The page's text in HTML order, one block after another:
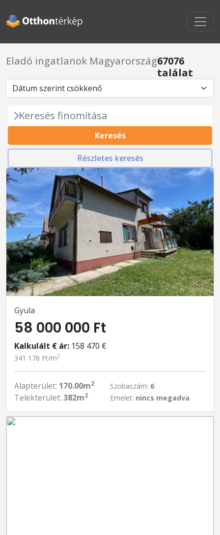
Eladó ingatlanok Magyarország67076
találat
Keresés finomítása
Keresés
Részletes keresés
Gyula
58 000 000 Ft
Kalkulált € ár: 158 470 €
341 176 Ft/m2
Alapterület: 170.00m2
Telekterület: 382m2
Szobaszám: 6
Emelet: nincs megadva